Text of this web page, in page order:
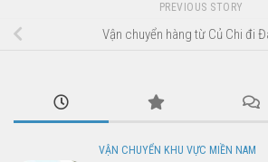
PREVIOUS STORY
Vận chuyển hàng từ Củ Chi đi
VẬN CHUYỂN KHU VỰC MIỀN NAM